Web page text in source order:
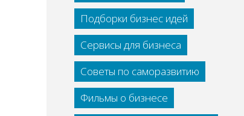
Подборки бизнес идей
Сервисы для бизнеса
Советы по саморазвитию
Фильмы о бизнесе